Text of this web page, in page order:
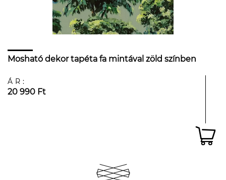
Mosható dekor tapéta fa mintával zöld színben
ÁR:
20 990 Ft